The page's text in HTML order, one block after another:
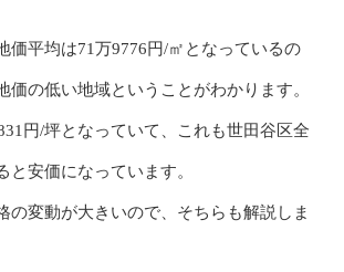
価平均は71万9776円/㎡となっているの
価の低い地域ということがわかります。
円/坪となっていて、これも世田谷区全
と安価になっています。
の変動が大きいので、そちらも解説しま